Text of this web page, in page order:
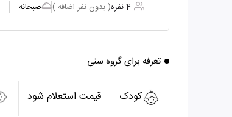
4 نفره ( بدون نفر اضافه ) صبحانه
تعرفه برای گروه سنی
کودک قیمت استعلام شود